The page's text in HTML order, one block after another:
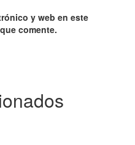
y web en este
comente.